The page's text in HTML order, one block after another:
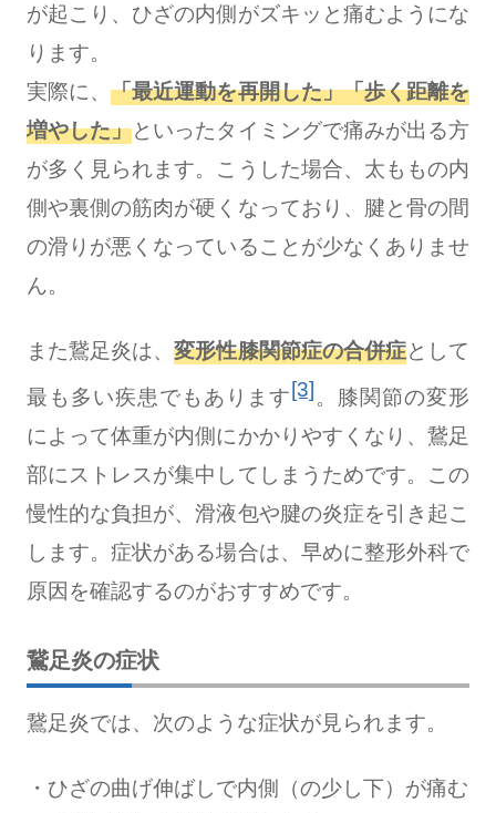
が起こり、ひざの内側がズキッと痛むようにな
ります。
実際に、「最近運動を再開した」「歩く距離を
増やした」といったタイミングで痛みが出る方
が多く見られます。こうした場合、太ももの内
側や裏側の筋肉が硬くなっており、腱と骨の間
の滑りが悪くなっていることが少なくありませ
ん。
また鵞足炎は、変形性膝関節症の合併症として
最も多い疾患でもあります[3]。膝関節の変形
によって体重が内側にかかりやすくなり、鵞足
部にストレスが集中してしまうためです。この
慢性的な負担が、滑液包や腱の炎症を引き起こ
します。症状がある場合は、早めに整形外科で
原因を確認するのがおすすめです。
鵞足炎の症状
鵞足炎では、次のような症状が見られます。
・ひざの曲げ伸ばしで内側（の少し下）が痛む